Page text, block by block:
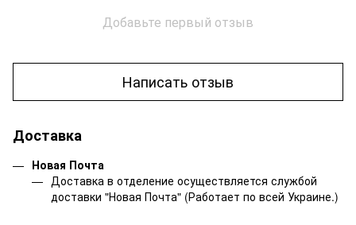
Добавьте первый отзыв
Написать отзыв
Доставка
Новая Почта
Доставка в отделение осуществляется службой
доставки "Новая Почта" (Работает по всей Украине.)